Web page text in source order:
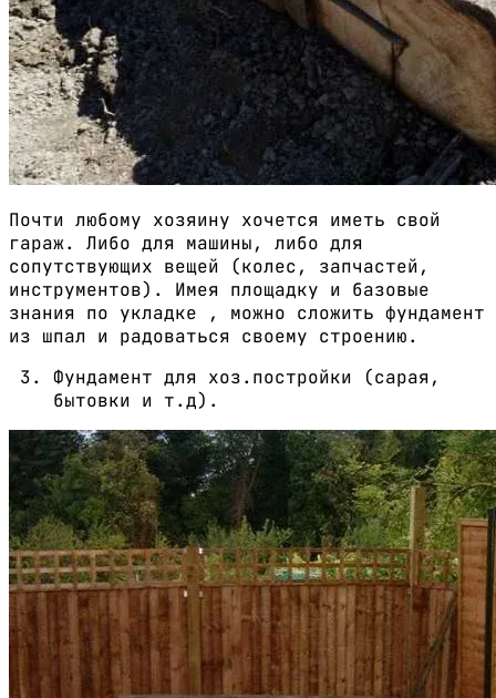
Почти любому хозяину хочется иметь свой
гараж. Либо для машины, либо для
сопутствующих вещей (колес, запчастей,
инструментов). Имея площадку и базовые
знания по укладке , можно сложить фундамент
из шпал и радоваться своему строению.
Фундамент для хоз.постройки (сарая,
бытовки и т.д).